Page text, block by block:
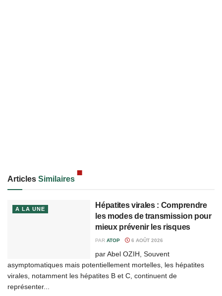
Articles Similaires
A LA UNE
Hépatites virales : Comprendre
les modes de transmission pour
mieux prévenir les risques
PAR ATOP 6 AOÛT 2026
par Abel OZIH, Souvent
asymptomatiques mais potentiellement mortelles, les hépatites
virales, notamment les hépatites B et C, continuent de
représenter...